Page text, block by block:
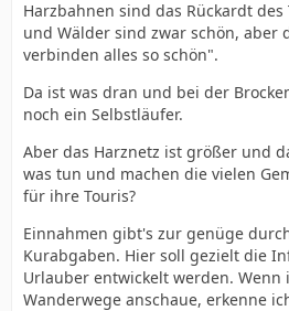
Harzbahnen sind das Rückardt
und Wälder sind zwar schön, aber
verbinden alles so schön".
Da ist was dran und bei der
noch ein Selbstläufer.
Aber das Harznetz ist größer und
was tun und machen die vielen
für ihre Touris?
Einnahmen gibt's zur genüge
Kurabgaben. Hier soll gezielt die
Urlauber entwickelt werden. Wenn
Wanderwege anschaue, erkenne